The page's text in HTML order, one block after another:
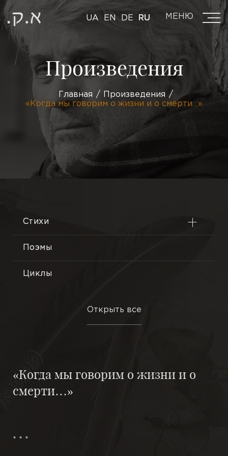
UA EN DE RU МЕНЮ
Произведения
Главная
Произведения
«Когда мы говорим о жизни и о смерти…»
Стихи
Лирика
Философская поэзия
Новые стихи
В одну строфу
Поэмы
Циклы
Притчи
Открыть все
«Когда мы говорим о жизни и о
смерти…»
* * *